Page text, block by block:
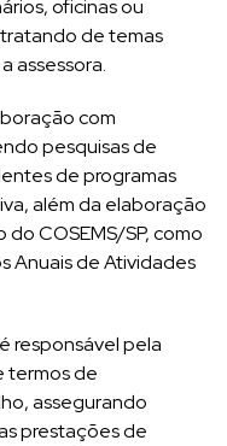
oficinas ou
de temas
assessora.
com
pesquisas de
de programas
além da elaboração
COSEMS/SP, como
Anuais de Atividades
é responsável pela
termos de
assegurando
prestações de